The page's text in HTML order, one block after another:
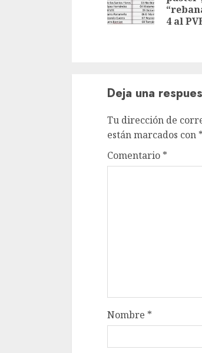
4 al
Deja una
Tu dirección de
están marcados con *
Comentario *
Nombre *